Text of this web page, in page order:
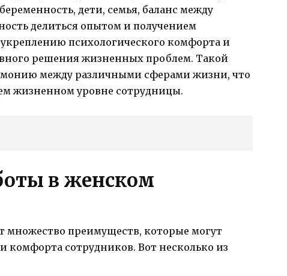
дети, семья, баланс между
делиться опытом и получением
психологического комфорта и
решения жизненных проблем. Такой
между различными сферами жизни, что
жизненном уровне сотрудницы.
в женском
множество преимуществ, которые могут
комфорта сотрудников. Вот несколько из